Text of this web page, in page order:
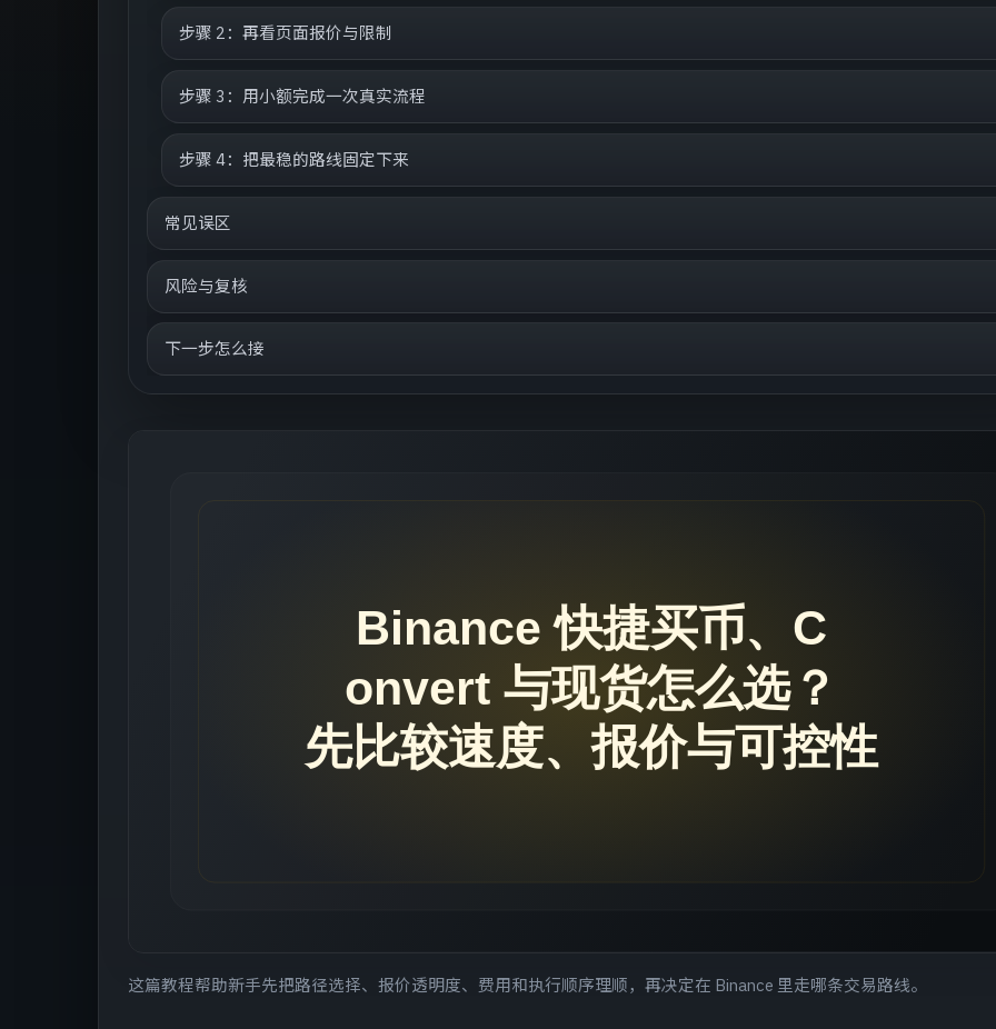
步骤 2：再看页面报价与限制
步骤 3：用小额完成一次真实流程
步骤 4：把最稳的路线固定下来
常见误区
风险与复核
下一步怎么接
这篇教程帮助新手先把路径选择、报价透明度、费用和执行顺序理顺，再决定在 Binance 里走哪条交易路线。